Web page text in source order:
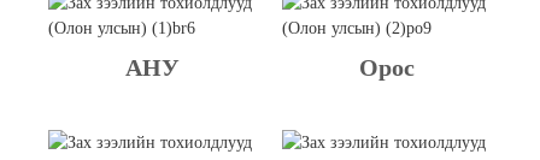
АНУ Орос